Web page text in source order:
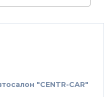
"CENTR-CAR"